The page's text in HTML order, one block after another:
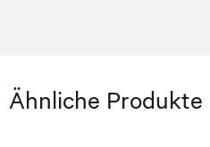
Ähnliche Produkte